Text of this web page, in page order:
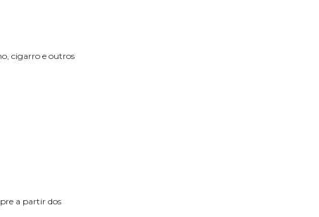
cigarro e outros
a partir dos